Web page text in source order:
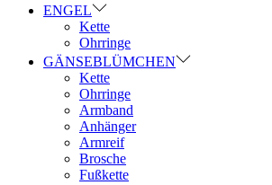
ENGEL
Kette
Ohrringe
GÄNSEBLÜMCHEN
Kette
Ohrringe
Armband
Anhänger
Armreif
Brosche
Fußkette